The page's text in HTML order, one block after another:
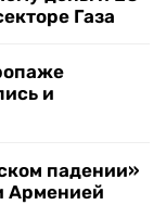
Газа
и
падении»
Арменией